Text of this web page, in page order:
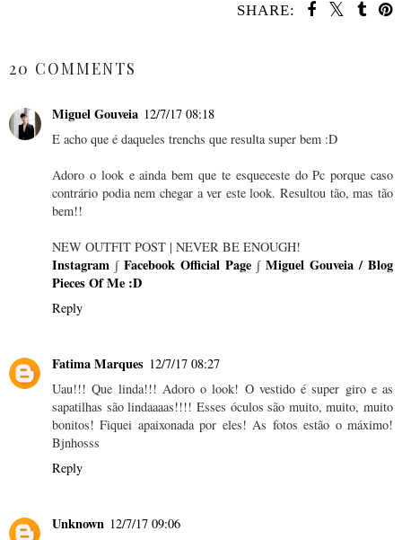
SHARE:
20 COMMENTS
Miguel Gouveia 12/7/17 08:18
E acho que é daqueles trenchs que resulta super bem :D
Adoro o look e ainda bem que te esqueceste do Pc porque caso
contrário podia nem chegar a ver este look. Resultou tão, mas tão
bem!!
NEW OUTFIT POST | NEVER BE ENOUGH!
Instagram ∫ Facebook Official Page ∫ Miguel Gouveia / Blog
Pieces Of Me :D
Reply
Fatima Marques 12/7/17 08:27
Uau!!! Que linda!!! Adoro o look! O vestido é super giro e as
sapatilhas são lindaaaas!!!! Esses óculos são muito, muito, muito
bonitos! Fiquei apaixonada por eles! As fotos estão o máximo!
Bjnhosss
Reply
Unknown 12/7/17 09:06